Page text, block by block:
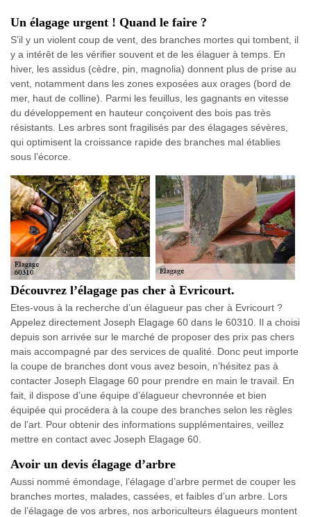
Un élagage urgent ! Quand le faire ?
S’il y un violent coup de vent, des branches mortes qui tombent, il
y a intérêt de les vérifier souvent et de les élaguer à temps. En
hiver, les assidus (cèdre, pin, magnolia) donnent plus de prise au
vent, notamment dans les zones exposées aux orages (bord de
mer, haut de colline). Parmi les feuillus, les gagnants en vitesse
du développement en hauteur conçoivent des bois pas très
résistants. Les arbres sont fragilisés par des élagages sévères,
qui optimisent la croissance rapide des branches mal établies
sous l’écorce.
Découvrez l’élagage pas cher à Evricourt.
Etes-vous à la recherche d’un élagueur pas cher à Evricourt ?
Appelez directement Joseph Elagage 60 dans le 60310. Il a choisi
depuis son arrivée sur le marché de proposer des prix pas chers
mais accompagné par des services de qualité. Donc peut importe
la coupe de branches dont vous avez besoin, n’hésitez pas à
contacter Joseph Elagage 60 pour prendre en main le travail. En
fait, il dispose d’une équipe d’élagueur chevronnée et bien
équipée qui procédera à la coupe des branches selon les règles
de l’art. Pour obtenir des informations supplémentaires, veillez
mettre en contact avec Joseph Elagage 60.
Avoir un devis élagage d’arbre
Aussi nommé émondage, l’élagage d’arbre permet de couper les
branches mortes, malades, cassées, et faibles d’un arbre. Lors
de l’élagage de vos arbres, nos arboriculteurs élagueurs montent